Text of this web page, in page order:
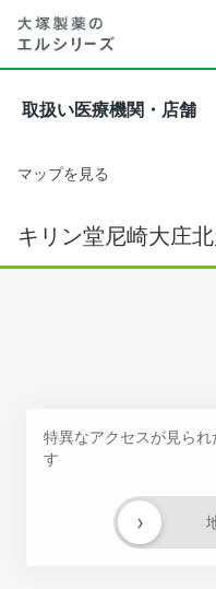
取扱い医療機関・店舗
マップを見る
キリン堂尼崎大庄
特異なアクセスが見ら
す
›